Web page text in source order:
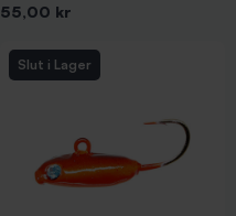
Pris
55,00 kr
Slut i Lager